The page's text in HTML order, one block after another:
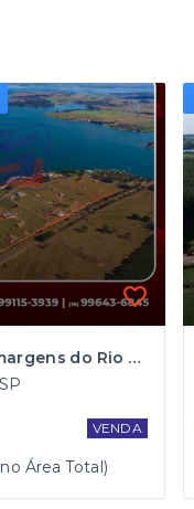
Loteamento às margens do Rio Santa Bábara em Zacarias
VENDA
Área Total)